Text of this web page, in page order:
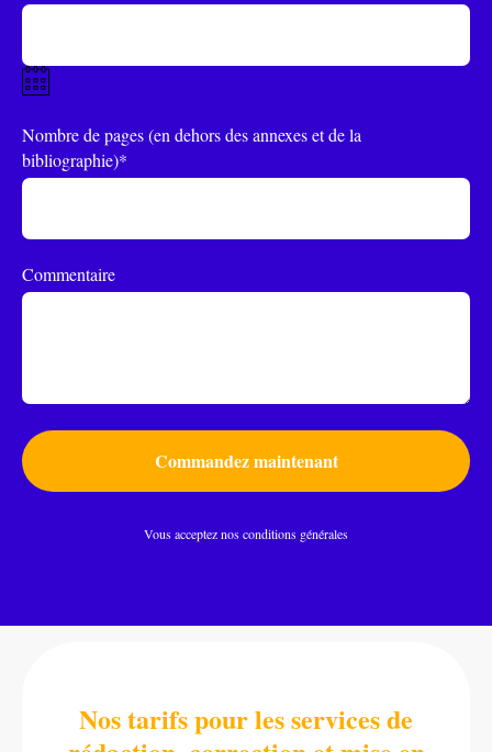
Nombre de pages (en dehors des annexes et de la
bibliographie)*
Commentaire
Commandez maintenant
Vous acceptez nos conditions générales
Nos tarifs pour les services de